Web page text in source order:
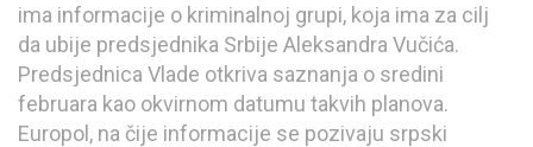
ima informacije o kriminalnoj grupi, koja ima za cilj
da ubije predsjednika Srbije Aleksandra Vučića.
Predsjednica Vlade otkriva saznanja o sredini
februara kao okvirnom datumu takvih planova.
Europol, na čije informacije se pozivaju srpski